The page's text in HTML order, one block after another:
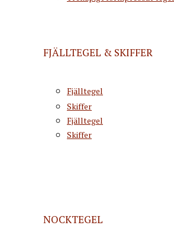
FJÄLLTEGEL & SKIFFER
Fjälltegel
Skiffer
Fjälltegel
Skiffer
NOCKTEGEL